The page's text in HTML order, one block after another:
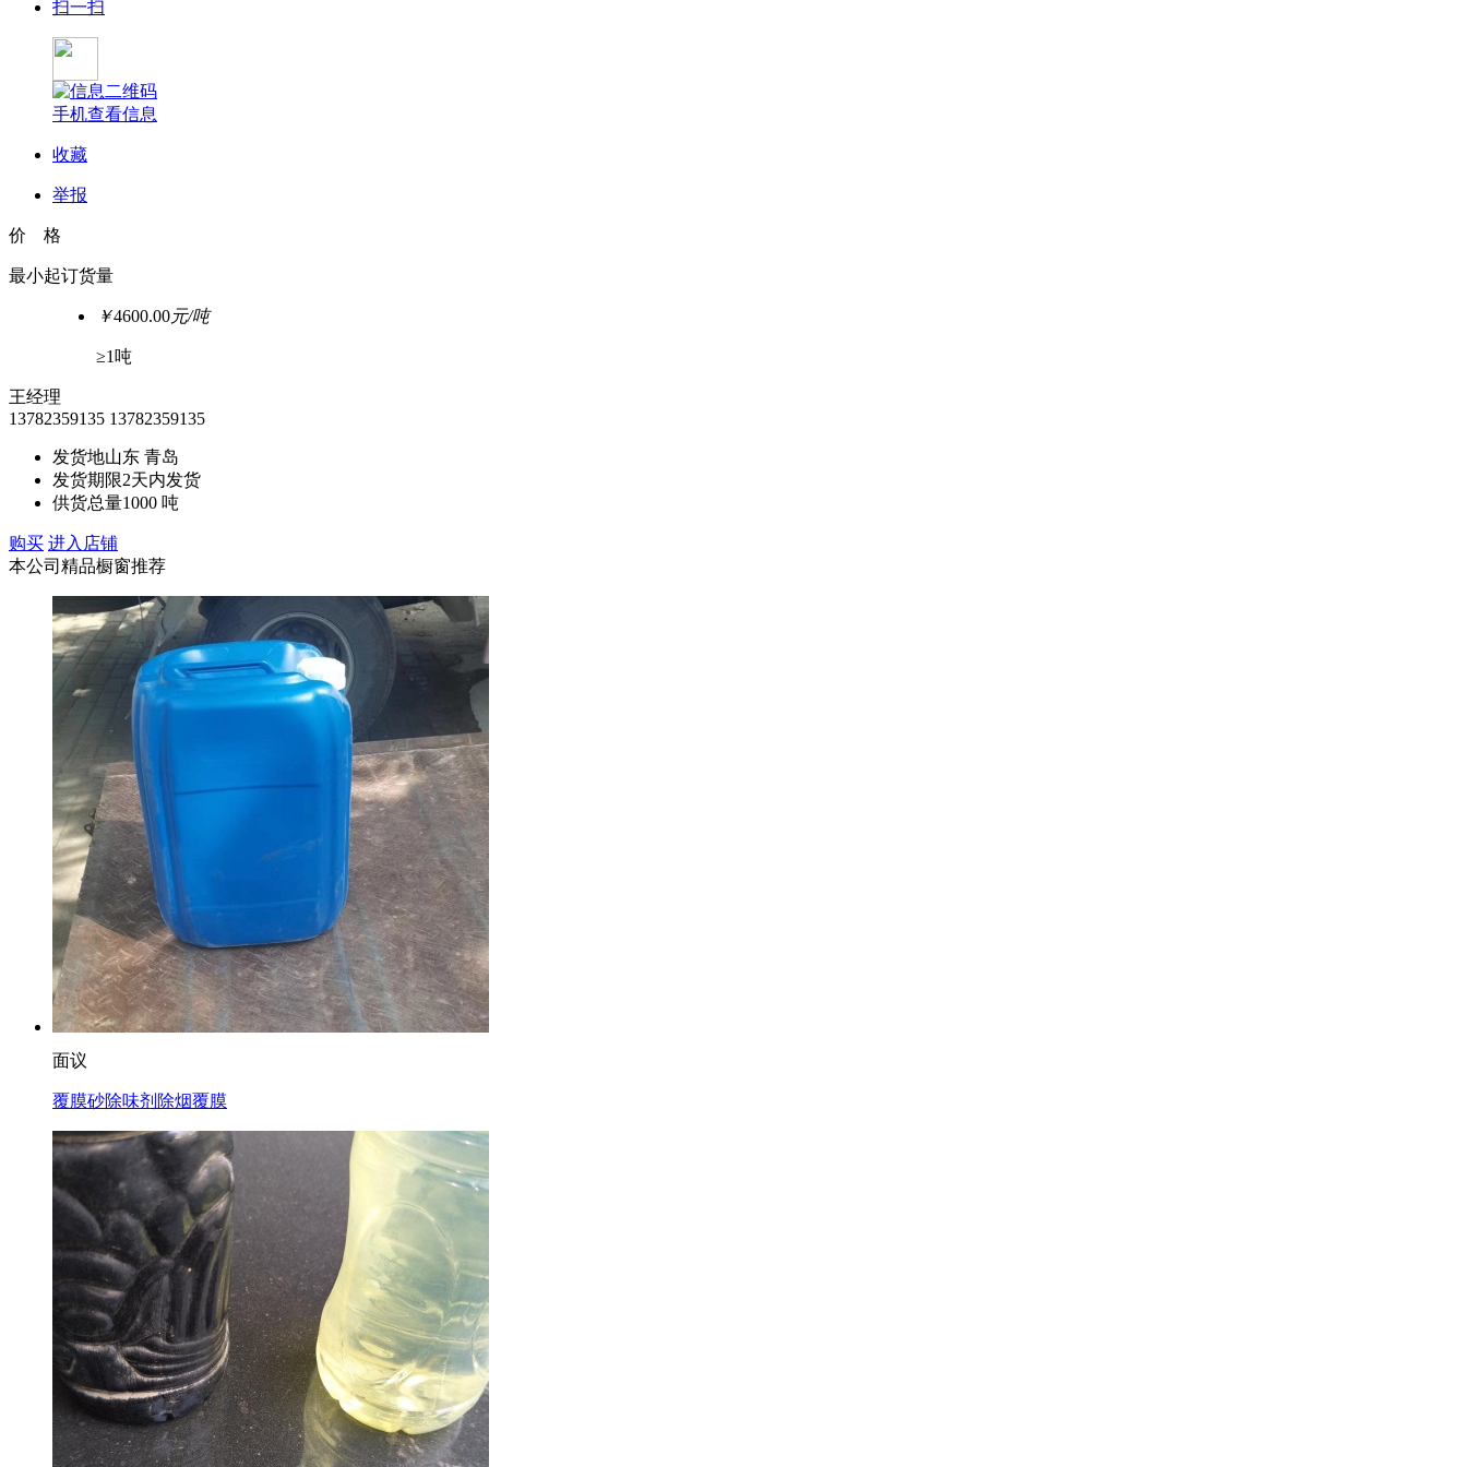
扫一扫
手机查看信息
收藏
举报
价 格
最小起订货量
￥4600.00元/吨
≥1吨
王经理
13782359135 13782359135
发货地山东 青岛
发货期限2天内发货
供货总量1000 吨
购买 进入店铺
本公司精品橱窗推荐
面议
覆膜砂除味剂除烟覆膜